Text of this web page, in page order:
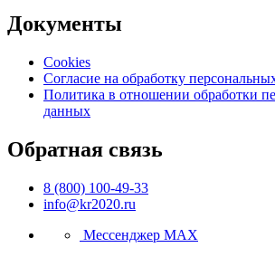
Документы
Cookies
Согласие на обработку
Политика в отношении обработки
данных
Обратная связь
8 (800) 100-49-33
info@kr2020.ru
Мессенджер MAX